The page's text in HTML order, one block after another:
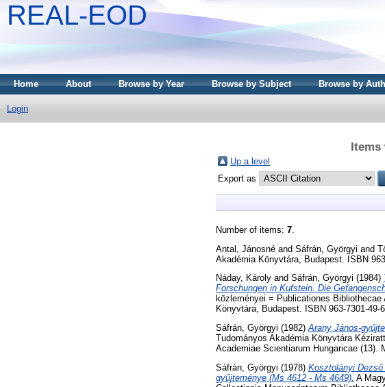
REAL-EOD
Home About Browse by Year Browse by Subject Browse by
Login
Items
Up a level
Export as
Number of items: 7
Antal, Jánosné and Sáfrán, Györgyi and
Akadémia Könyvtára, Budapest. ISBN
Náday, Károly and Sáfrán, Györgyi (1984)
Forschungen in Kufstein. Die
közleményei = Publicationes
Könyvtára, Budapest. ISBN 963-7301-49-6
Sáfrán, Györgyi (1982)Arany János-
Tudományos Akadémia Könyvtára
Academiae Scientiarum Hungaricae (13).
Sáfrán, Györgyi (1978) Kosztolányi
gyűjteménye (Ms 4612 - Ms 4649). A